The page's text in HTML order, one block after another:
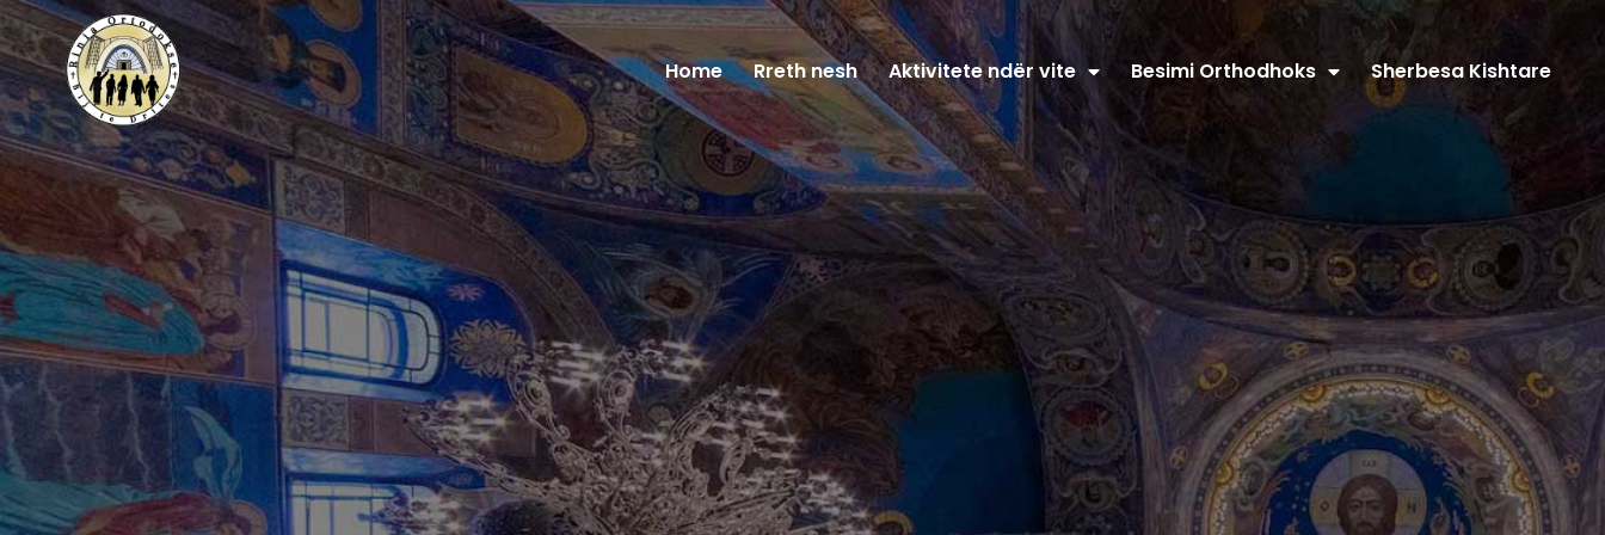
Home Rreth nesh Aktivitete ndër vite Besimi Orthodhoks Sherbesa Kishtare